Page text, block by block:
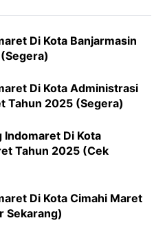
Di Kota Banjarmasin
Di Kota Administrasi
Tahun 2025 (Segera)
Indomaret Di Kota
Tahun 2025 (Cek
Di Kota Cimahi Maret
Sekarang)